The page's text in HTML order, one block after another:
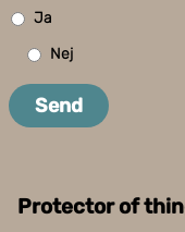
Ja
Nej
Send
Protector of